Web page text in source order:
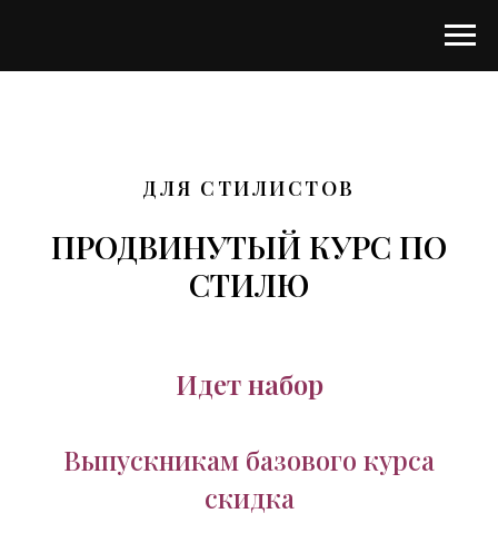
ДЛЯ СТИЛИСТОВ
ПРОДВИНУТЫЙ КУРС ПО
СТИЛЮ
Идет набор
Выпускникам базового курса
скидка